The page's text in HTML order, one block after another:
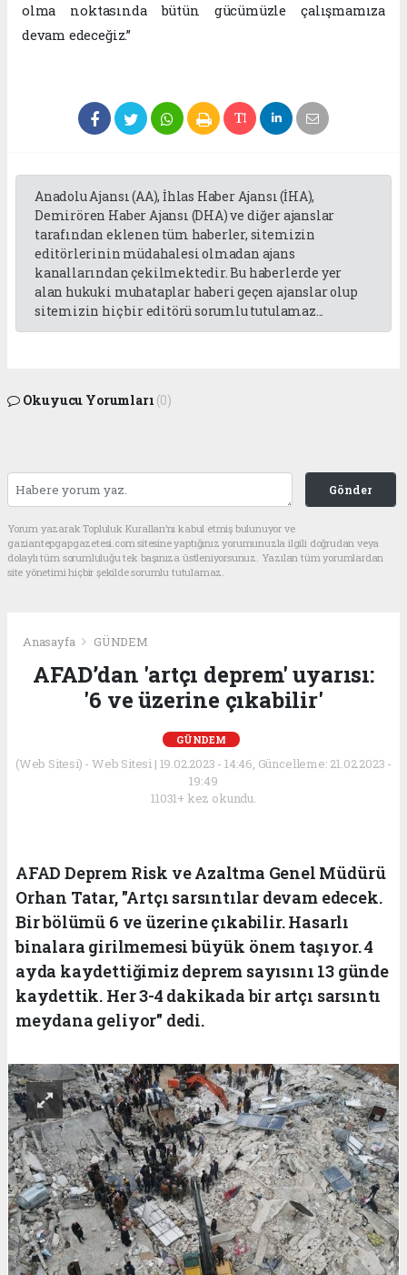
olma noktasında bütün gücümüzle çalışmamıza
devam edeceğiz.”
Anadolu Ajansı (AA), İhlas Haber Ajansı (İHA),
Demirören Haber Ajansı (DHA) ve diğer ajanslar
tarafından eklenen tüm haberler, sitemizin
editörlerinin müdahalesi olmadan ajans
kanallarından çekilmektedir. Bu haberlerde yer
alan hukuki muhataplar haberi geçen ajanslar olup
sitemizin hiç bir editörü sorumlu tutulamaz...
Okuyucu Yorumları (0)
Gönder
Yorum yazarak Topluluk Kuralları’nı kabul etmiş bulunuyor ve
gaziantepgapgazetesi.com sitesine yaptığınız yorumunuzla ilgili doğrudan veya
dolaylı tüm sorumluluğu tek başınıza üstleniyorsunuz. Yazılan tüm yorumlardan
site yönetimi hiçbir şekilde sorumlu tutulamaz.
Anasayfa GÜNDEM
AFAD’dan 'artçı deprem' uyarısı:
'6 ve üzerine çıkabilir'
GÜNDEM
(Web Sitesi) - Web Sitesi | 19.02.2023 - 14:46, Güncelleme: 21.02.2023 -
19:49
11031+ kez okundu.
AFAD Deprem Risk ve Azaltma Genel Müdürü
Orhan Tatar, "Artçı sarsıntılar devam edecek.
Bir bölümü 6 ve üzerine çıkabilir. Hasarlı
binalara girilmemesi büyük önem taşıyor. 4
ayda kaydettiğimiz deprem sayısını 13 günde
kaydettik. Her 3-4 dakikada bir artçı sarsıntı
meydana geliyor" dedi.